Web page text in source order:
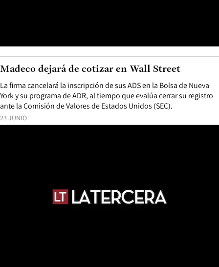
23 JUNIO
La firma cancelará la inscripción de sus ADS en la Bolsa de Nueva
York y su programa de ADR, al tiempo que evalúa cerrar su registro
ante la Comisión de Valores de Estados Unidos (SEC).
Madeco dejará de cotizar en Wall Street